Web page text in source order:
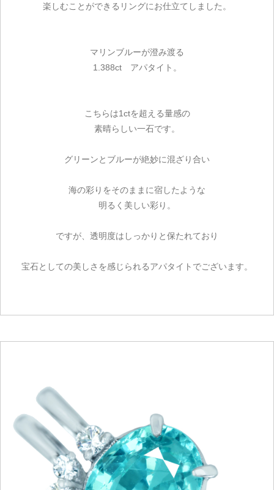
楽しむことができるリングにお仕立てしました。
マリンブルーが澄み渡る
1.388ct アパタイト。
こちらは1ctを超える量感の
素晴らしい一石です。
グリーンとブルーが絶妙に混ざり合い
海の彩りをそのままに宿したような
明るく美しい彩り。
ですが、透明度はしっかりと保たれており
宝石としての美しさを感じられるアパタイトでございます。